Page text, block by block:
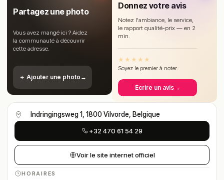
Partagez une photo
Vous avez mangé ici ? Aidez
la communauté à découvrir
cette adresse.
＋ Ajouter une photo →
Donnez votre avis
Notez l'ambiance, le service,
le rapport qualité-prix — en 2
min.
★ ★ ★ ★ ★
Soyez le premier à noter
Écrire un avis→
Indringingsweg 1, 1800 Vilvorde, Belgique
+32 470 61 54 29
Voir le site internet officiel
HORAIRES